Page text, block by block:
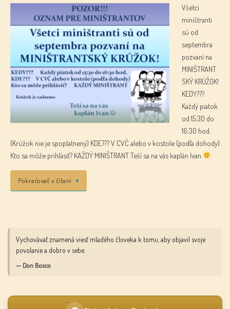
Všetci
miništranti
sú od
septembra
pozvaní na
MINIŠTRANT
SKÝ KRÚŽOK!
KEDY???
Každý piatok
od 15:30 do
16:30 hod.
(Krúžok nie je spoplatnený) KDE??? V CVČ alebo v kostole (podľa dohody)
Kto sa môže prihlásiť? KAŽDÝ MINIŠTRANT Teší sa na vás kaplán Ivan
Pokračovať v čítaní
Vychovávať znamená viesť mladého človeka k tomu, aby objavil svoje
povolanie a dobro v sebe.
— Don Bosco